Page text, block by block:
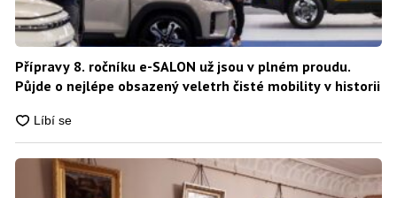
Přípravy 8. ročníku e-SALON už jsou v plném proudu.
Půjde o nejlépe obsazený veletrh čisté mobility v historii